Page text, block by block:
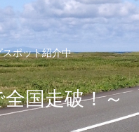
ポット紹介中
国走破！～